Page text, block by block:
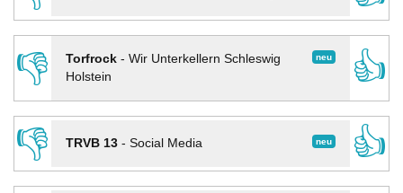
👎
neu
Torfrock- Wir Unterkellern Schleswig
Holstein
👍
👎
neu
TRVB 13- Social Media
👍